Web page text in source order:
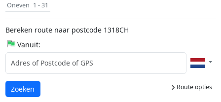
Oneven 1 - 31
Bereken route naar postcode 1318CH
Vanuit:
Route opties
Laden...
Zoeken